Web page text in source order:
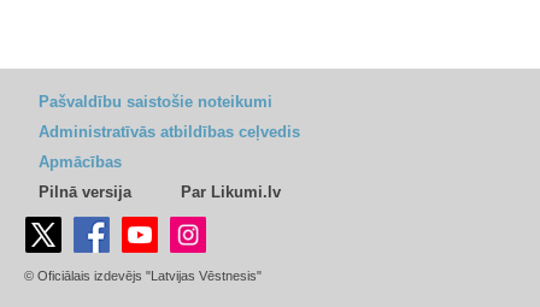
Pašvaldību saistošie noteikumi
Administratīvās atbildības ceļvedis
Apmācības
Pilnā versija
Par Likumi.lv
© Oficiālais izdevējs "Latvijas Vēstnesis"